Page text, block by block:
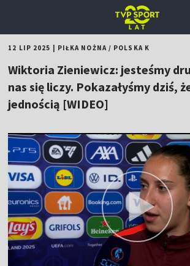
12 LIP 2025 PIŁKA NOŻNA/ POLSKA K
Wiktoria Zieniewicz: jesteśmy
nas się liczy. Pokazałyśmy dziś,
jednością [WIDEO]